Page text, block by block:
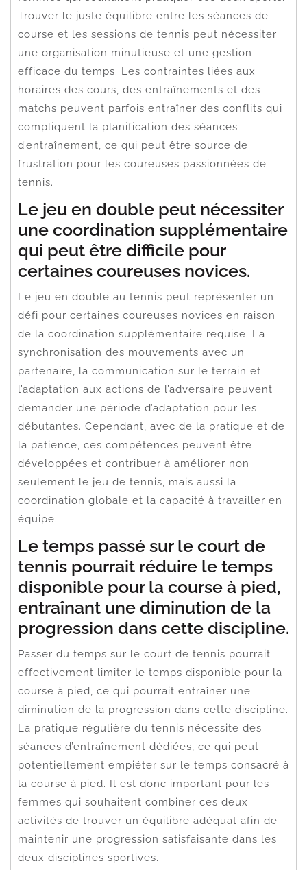
Trouver le juste équilibre entre les séances de
course et les sessions de tennis peut nécessiter
une organisation minutieuse et une gestion
efficace du temps. Les contraintes liées aux
horaires des cours, des entraînements et des
matchs peuvent parfois entraîner des conflits qui
compliquent la planification des séances
d’entraînement, ce qui peut être source de
frustration pour les coureuses passionnées de
tennis.
Le jeu en double peut nécessiter
une coordination supplémentaire
qui peut être difficile pour
certaines coureuses novices.
Le jeu en double au tennis peut représenter un
défi pour certaines coureuses novices en raison
de la coordination supplémentaire requise. La
synchronisation des mouvements avec un
partenaire, la communication sur le terrain et
l’adaptation aux actions de l’adversaire peuvent
demander une période d’adaptation pour les
débutantes. Cependant, avec de la pratique et de
la patience, ces compétences peuvent être
développées et contribuer à améliorer non
seulement le jeu de tennis, mais aussi la
coordination globale et la capacité à travailler en
équipe.
Le temps passé sur le court de
tennis pourrait réduire le temps
disponible pour la course à pied,
entraînant une diminution de la
progression dans cette discipline.
Passer du temps sur le court de tennis pourrait
effectivement limiter le temps disponible pour la
course à pied, ce qui pourrait entraîner une
diminution de la progression dans cette discipline.
La pratique régulière du tennis nécessite des
séances d’entraînement dédiées, ce qui peut
potentiellement empiéter sur le temps consacré à
la course à pied. Il est donc important pour les
femmes qui souhaitent combiner ces deux
activités de trouver un équilibre adéquat afin de
maintenir une progression satisfaisante dans les
deux disciplines sportives.